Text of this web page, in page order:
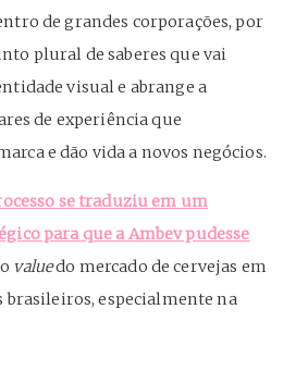
de grandes corporações, por
plural de saberes que vai
visual e abrange a
de experiência que
e dão vida a novos negócios.
se traduziu em um
para que a Ambev pudesse
valuedo mercado de cervejas em
brasileiros, especialmente na